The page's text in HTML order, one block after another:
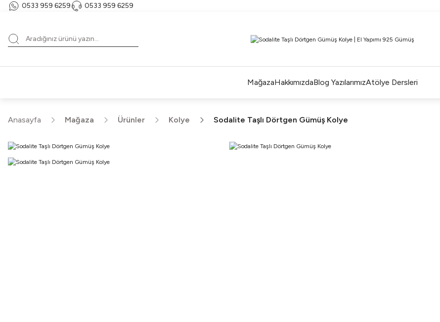
0533 959 6259 0533 959 6259
HER BİR L'EA ÖMÜR BOYU SAKLAYACAĞINIZ ANLAMLI BİR
MağazaHakkımızdaBlog YazılarımızAtölye Dersleri
Anasayfa Mağaza Ürünler Kolye Sodalite Taşlı Dörtgen Gümüş Kolye